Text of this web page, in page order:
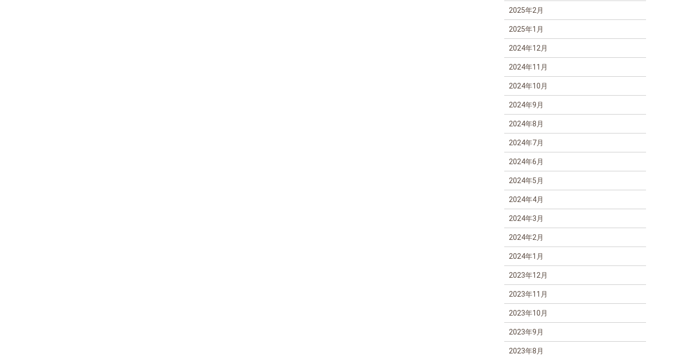
2025年2月
2025年1月
2024年12月
2024年11月
2024年10月
2024年9月
2024年8月
2024年7月
2024年6月
2024年5月
2024年4月
2024年3月
2024年2月
2024年1月
2023年12月
2023年11月
2023年10月
2023年9月
2023年8月